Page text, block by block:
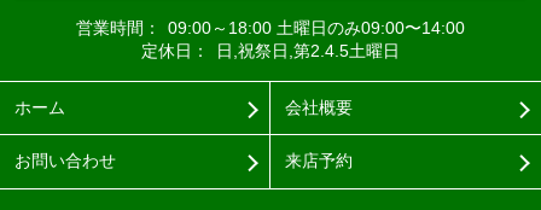
営業時間：
09:00～18:00 土曜日のみ09:00〜14:00
定休日：
日,祝祭日,第2.4.5土曜日
ホーム 会社概要
お問い合わせ 来店予約